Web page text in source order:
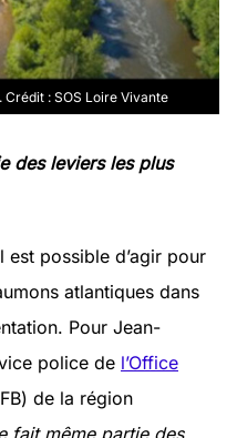
Crédit : SOS Loire Vivante
des leviers les plus
possible d’agir pour
atlantiques dans
Pour Jean-
police de l’Office
de la région
fait même partie des